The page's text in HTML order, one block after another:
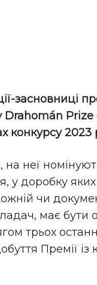
засновниці
Drahomán
конкурсу 2023
, на неї
у доробку
чи
має бути
трьох
Премії